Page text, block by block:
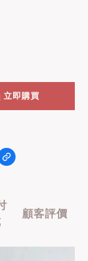
立即購買
顧客評價